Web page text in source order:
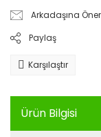
Arkadaşına Öner
Paylaş
Karşılaştır
Ürün Bilgisi